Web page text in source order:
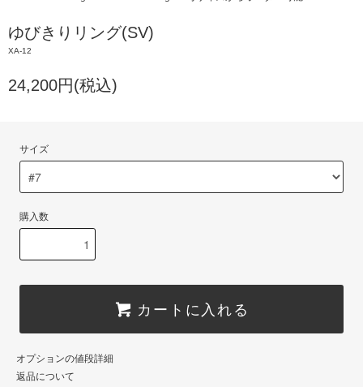
ゆびきりリング(SV)
XA-12
24,200円(税込)
サイズ
購入数
カートに入れる
オプションの値段詳細
返品について